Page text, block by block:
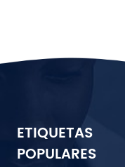
ETIQUETAS
POPULARES